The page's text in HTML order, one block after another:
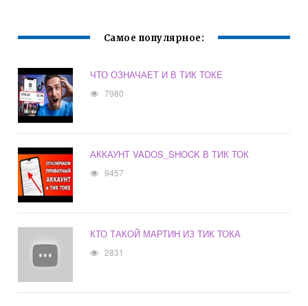
Самое популярное:
ЧТО ОЗНАЧАЕТ И В ТИК ТОКЕ
7980
АККАУНТ VADOS_SHOCK В ТИК ТОК
9457
КТО ТАКОЙ МАРТИН ИЗ ТИК ТОКА
2831